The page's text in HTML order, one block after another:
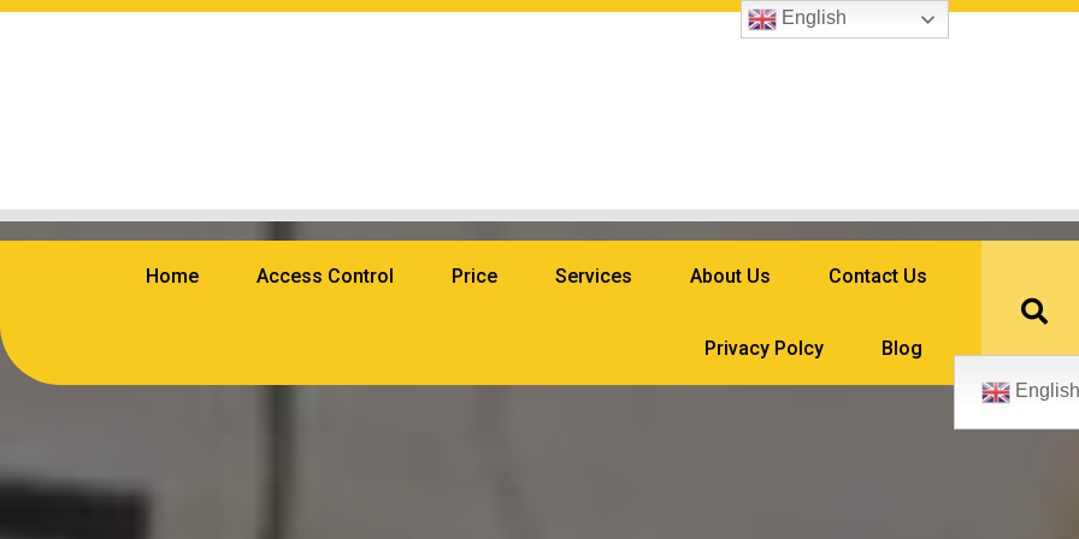
Home Access Control Price Services About Us Contact Us
Privacy Polcy Blog
English